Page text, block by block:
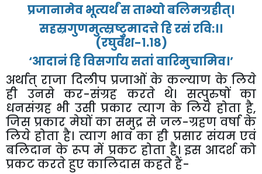
प्रजानामेवभूत्यर्थंसताभ्योबलिमग्रहीत्।
सहस्रगुणमुत्स्रष्टुमादत्तेहिरसंरवि:।।
(रघुवंश-१.१८)
‘आदानंहिविसर्गायसतांवारिमुचामिव।’
अर्थात् राजा दिलीप प्रजाओं के कल्याण के लिये
ही
उनसे कर-संग्रह करते थे। सत्पुरुषों का
धनसंग्रह भी उसी प्रकार त्याग के लिये होता है,
जिस प्रकार मेघों का समुद्र से जल-ग्रहण वर्षा के
लिये होता है। त्याग भाव का ही प्रसार संयम एवं
बलिदान के रूप में प्रकट होता है। इस आदर्श को
प्रकटकरतेहुएकालिदासकहतेहैं-